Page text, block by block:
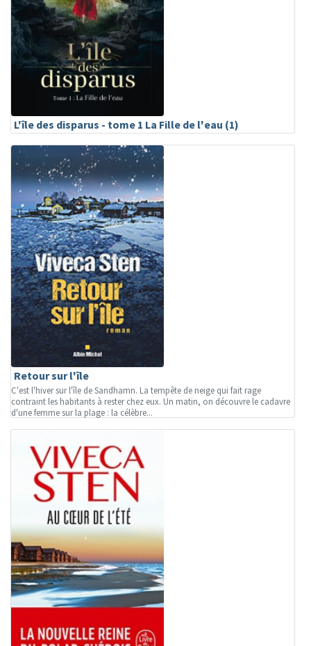
L'île des disparus - tome 1 La Fille de l'eau (1)
Retour sur l'île
C'est l'hiver sur l'île de Sandhamn. La tempête de neige qui fait rage
contraint les habitants à rester chez eux. Un matin, on découvre le cadavre
d'une femme sur la plage : la célèbre...